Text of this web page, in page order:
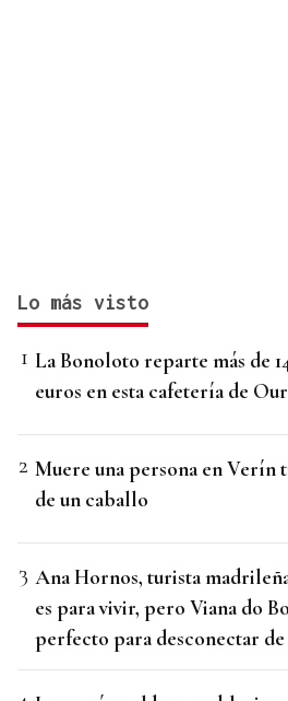
Lo más visto
La Bonoloto reparte más de
euros en esta cafetería de
Muere una persona en Verín
de un caballo
Ana Hornos, turista
es para vivir, pero Viana do
perfecto para desconectar